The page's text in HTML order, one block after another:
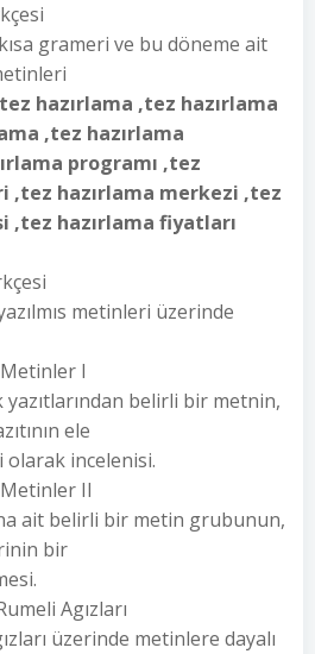
grameri ve bu döneme ait
hazırlama ,tez hazırlama
,tez hazırlama
programı ,tez
,tez hazırlama merkezi ,tez
,tez hazırlama fiyatları
metinleri üzerinde
I
belirli bir metnin,
ele
olarak incelenisi.
II
ait belirli bir metin grubunun,
bir
Agızları
üzerinde metinlere dayalı